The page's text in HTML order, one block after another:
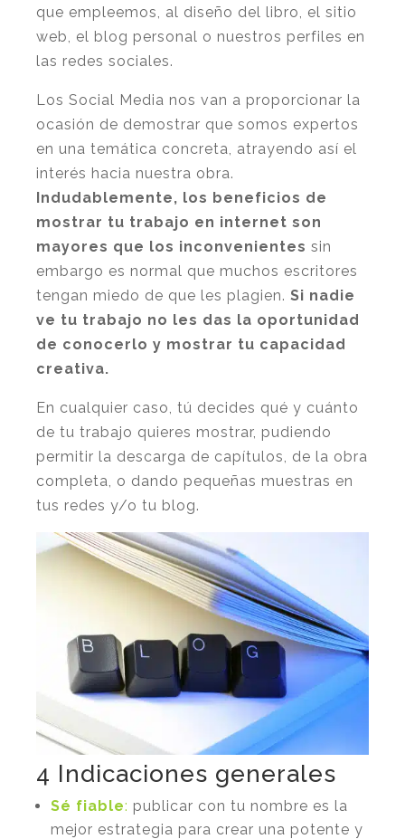
que empleemos, al diseño del libro, el sitio
web, el blog personal o nuestros perfiles en
las redes sociales.
Los Social Media nos van a proporcionar la
ocasión de demostrar que somos expertos
en una temática concreta, atrayendo así el
interés hacia nuestra obra.
Indudablemente, los beneficios de
mostrar tu trabajo en internet son
mayores que los inconvenientes sin
embargo es normal que muchos escritores
tengan miedo de que les plagien. Si nadie
ve tu trabajo no les das la oportunidad
de conocerlo y mostrar tu capacidad
creativa.
En cualquier caso, tú decides qué y cuánto
de tu trabajo quieres mostrar, pudiendo
permitir la descarga de capítulos, de la obra
completa, o dando pequeñas muestras en
tus redes y/o tu blog.
4 Indicaciones generales
Sé fiable: publicar con tu nombre es la
mejor estrategia para crear una potente y